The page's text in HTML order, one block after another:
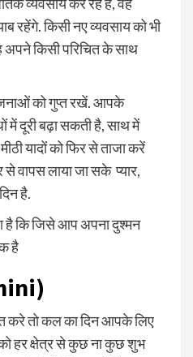
रहेंगे. किसी नए व्यवसाय को भी
अपने किसी परिचित के साथ
को गुप्त रखें. आपके
में दूरी बढ़ा सकती है, साथ में
यादों को फिर से ताजा करें
से वापस लाया जा सके प्यार,
है.
है कि जिसे आप अपना दुश्मन
है
करे तो कल का दिन आपके लिए
हर क्षेत्र से कुछ ना कुछ शुभ